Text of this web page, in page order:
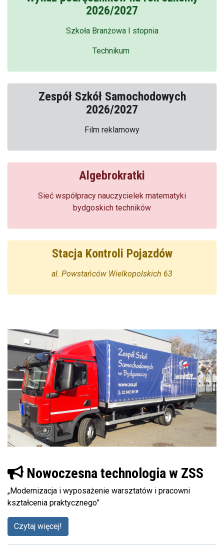
2026/2027
Szkoła Branżowa I stopnia
Technikum
Zespół Szkół Samochodowych
2026/2027
Film reklamowy
Algebrokratki
Sieć współpracy nauczycielek matematyki
bydgoskich techników
Stacja Kontroli Pojazdów
al. Powstańców Wielkopolskich 63
Nowoczesna technologia w ZSS
„Modernizacja i wyposażenie warsztatów i pracowni
kształcenia praktycznego”
Czytaj więcej!